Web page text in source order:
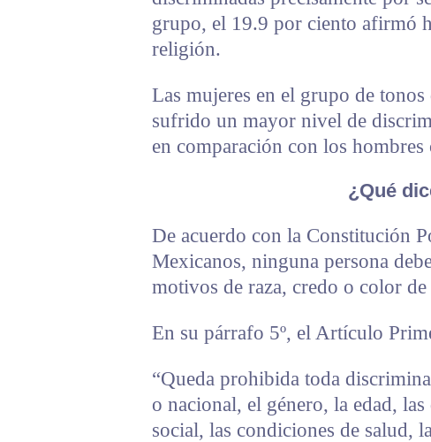
grupo, el 19.9 por ciento afirmó
religión.
Las mujeres en el grupo de
sufrido un mayor nivel de
en comparación con los
¿Qué
De acuerdo con la Constitución
Mexicanos, ninguna persona
motivos de raza, credo o color
En su párrafo 5º, el Artículo
“Queda prohibida toda
o nacional, el género, la edad,
social, las condiciones de salud,